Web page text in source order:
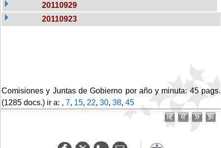
20110929
20110923
Comisiones y Juntas de Gobierno por año y minuta: 45 pags.
(1285 docs.) ir a: , 7, 15, 22, 30, 38, 45